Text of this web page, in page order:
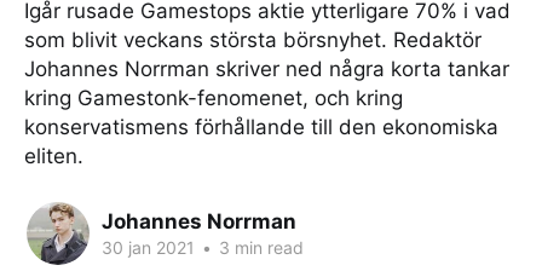
Igår rusade Gamestops aktie ytterligare 70% i vad
som blivit veckans största börsnyhet. Redaktör
Johannes Norrman skriver ned några korta tankar
kring Gamestonk-fenomenet, och kring
konservatismens förhållande till den ekonomiska
eliten.
Johannes Norrman
30 jan 2021 • 3 min read